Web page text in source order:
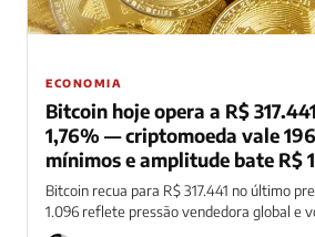
ECONOMIA
Bitcoin hoje opera a R$
1,76% — criptomoeda vale
mínimos e amplitude bate R$
Bitcoin recua para R$ 317.441 no último
1.096 reflete pressão vendedora global e